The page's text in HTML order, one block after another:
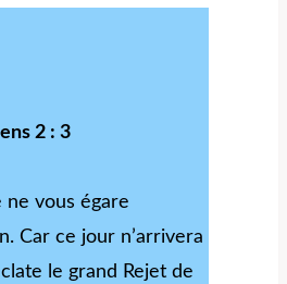
2 : 3
ne vous égare
Car ce jour n’arrivera
le grand Rejet de